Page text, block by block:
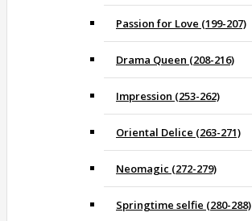
Passion for Love (199-207)
Drama Queen (208-216)
Impression (253-262)
Oriental Delice (263-271)
Neomagic (272-279)
Springtime selfie (280-288)